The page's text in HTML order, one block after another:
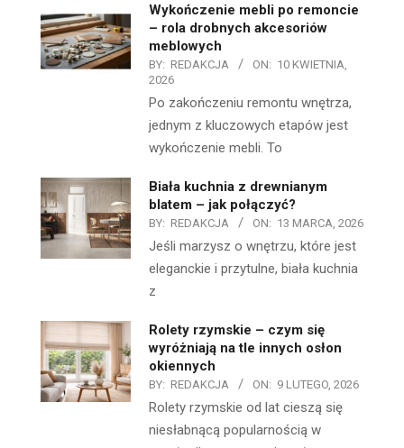
Wykończenie mebli po remoncie
– rola drobnych akcesoriów
meblowych
BY: REDAKCJA ON: 10 KWIETNIA,
2026
Po zakończeniu remontu wnętrza,
jednym z kluczowych etapów jest
wykończenie mebli. To
Biała kuchnia z drewnianym
blatem – jak połączyć?
BY: REDAKCJA ON: 13 MARCA, 2026
Jeśli marzysz o wnętrzu, które jest
eleganckie i przytulne, biała kuchnia
z
Rolety rzymskie – czym się
wyróżniają na tle innych osłon
okiennych
BY: REDAKCJA ON: 9 LUTEGO, 2026
Rolety rzymskie od lat cieszą się
niesłabnącą popularnością w